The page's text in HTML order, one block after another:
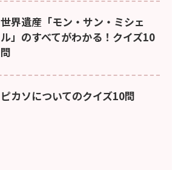
世界遺産「モン・サン・ミシェ
ル」のすべてがわかる！クイズ10
問
ピカソについてのクイズ10問